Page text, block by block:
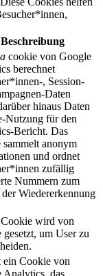
Beschreibung
cookie von Google
berechnet
, Session-
Daten
hinaus Daten
Nutzung für den
Bericht. Das
anonym
und ordnet
zufällig
Nummern zum
Wiedererkennung
wird von
gesetzt, um User zu
ein Cookie von
Analytics, das